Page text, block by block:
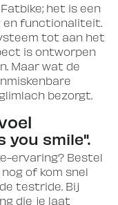
Fatbike; het is een
en functionaliteit.
tot aan het
is ontworpen
Maar wat de
bezorgt.
you smile".
ervaring? Bestel
nog of kom snel
testride. Bij
die je laat